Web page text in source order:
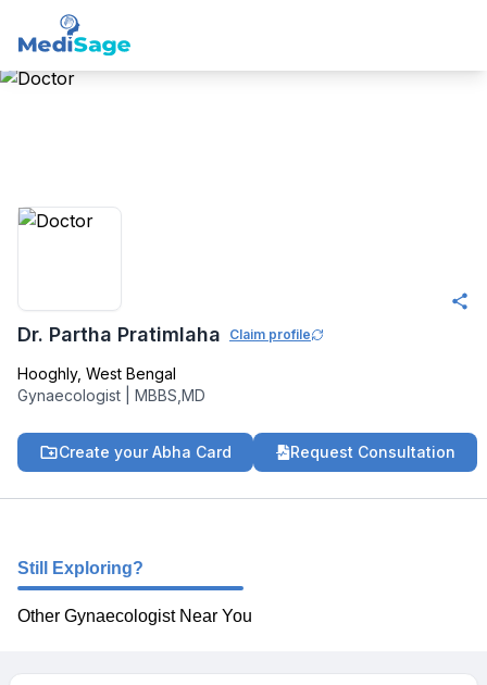
Dr. Partha Pratimlaha Claim profile
Hooghly, West Bengal
Gynaecologist
MBBS,MD
Create your Abha Card Request Consultation
Still Exploring?
Other Gynaecologist Near You